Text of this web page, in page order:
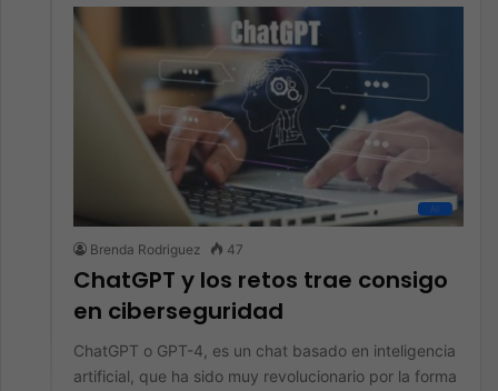
All
Brenda Rodriguez 47
ChatGPT y los retos trae consigo
en ciberseguridad
ChatGPT o GPT-4, es un chat basado en inteligencia
artificial, que ha sido muy revolucionario por la forma